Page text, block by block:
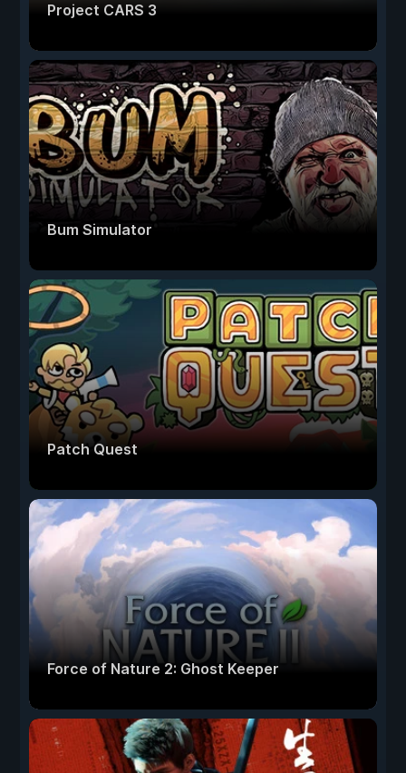
Project CARS 3
Bum Simulator
Patch Quest
Force of Nature 2: Ghost Keeper